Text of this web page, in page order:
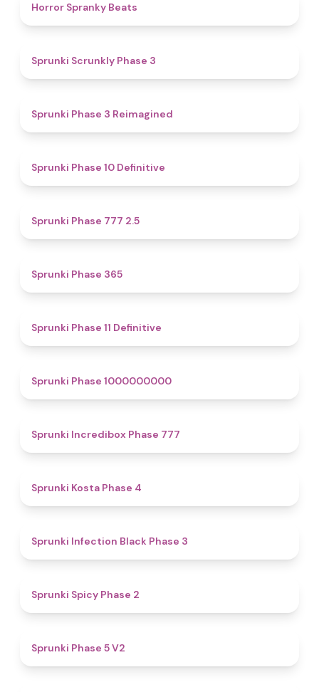
Horror Spranky Beats
Sprunki Scrunkly Phase 3
Sprunki Phase 3 Reimagined
Sprunki Phase 10 Definitive
Sprunki Phase 777 2.5
Sprunki Phase 365
Sprunki Phase 11 Definitive
Sprunki Phase 1000000000
Sprunki Incredibox Phase 777
Sprunki Kosta Phase 4
Sprunki Infection Black Phase 3
Sprunki Spicy Phase 2
Sprunki Phase 5 V2